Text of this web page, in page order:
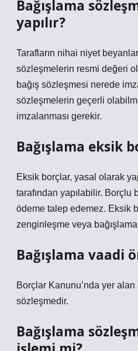
Bağışlama
yapılır?
Tarafların nihai niyet
sözleşmelerin resmi değeri
bağış sözleşmesi nerede
sözleşmelerin geçerli
imzalanması gerekir.
Bağışlama eksik
Eksik borçlar, yasal olarak
tarafından yapılabilir. Borçlu
ödeme talep edemez. Eksik
zenginleşme veya
Bağışlama vaadi
Borçlar Kanunu’nda yer
sözleşmedir.
Bağışlama